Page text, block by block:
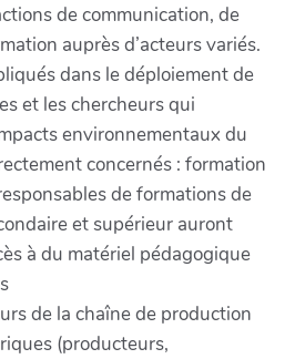
de communication, de
auprès d’acteurs variés.
dans le déploiement de
et les chercheurs qui
environnementaux du
concernés : formation
de formations de
et supérieur auront
à du matériel pédagogique
de la chaîne de production
(producteurs,